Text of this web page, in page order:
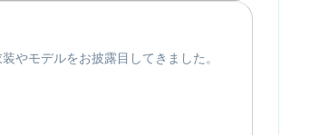
やモデルをお披露目してきました。